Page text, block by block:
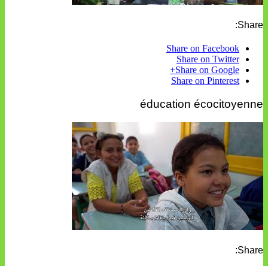
Share:
Share on Facebook
Share on Twitter
Share on Google+
Share on Pinterest
éducation écocitoyenne
Share: